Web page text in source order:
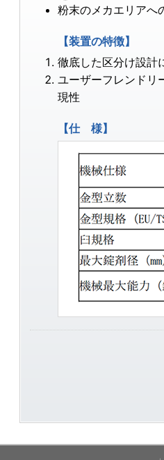
粉末のメカエリアへ
【装置の特徴】
徹底した区分け設計
ユーザーフレンドリ
現性
【仕 様】